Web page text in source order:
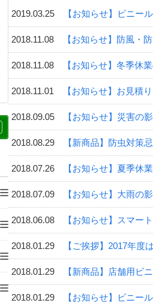
2019.03.25 【お知らせ】ビニー
2018.11.08 【お知らせ】防風・
2018.11.08 【お知らせ】冬季休
2018.11.01 【お知らせ】お見積
2018.09.05 【お知らせ】災害の
2018.08.29 【新商品】防虫対策
2018.07.26 【お知らせ】夏季休
2018.07.09 【お知らせ】大雨の
2018.06.08 【お知らせ】スマー
2018.01.29 【ご挨拶】2017年度
2018.01.29 【新商品】店舗用ビ
2018.01.29 【お知らせ】ビニー